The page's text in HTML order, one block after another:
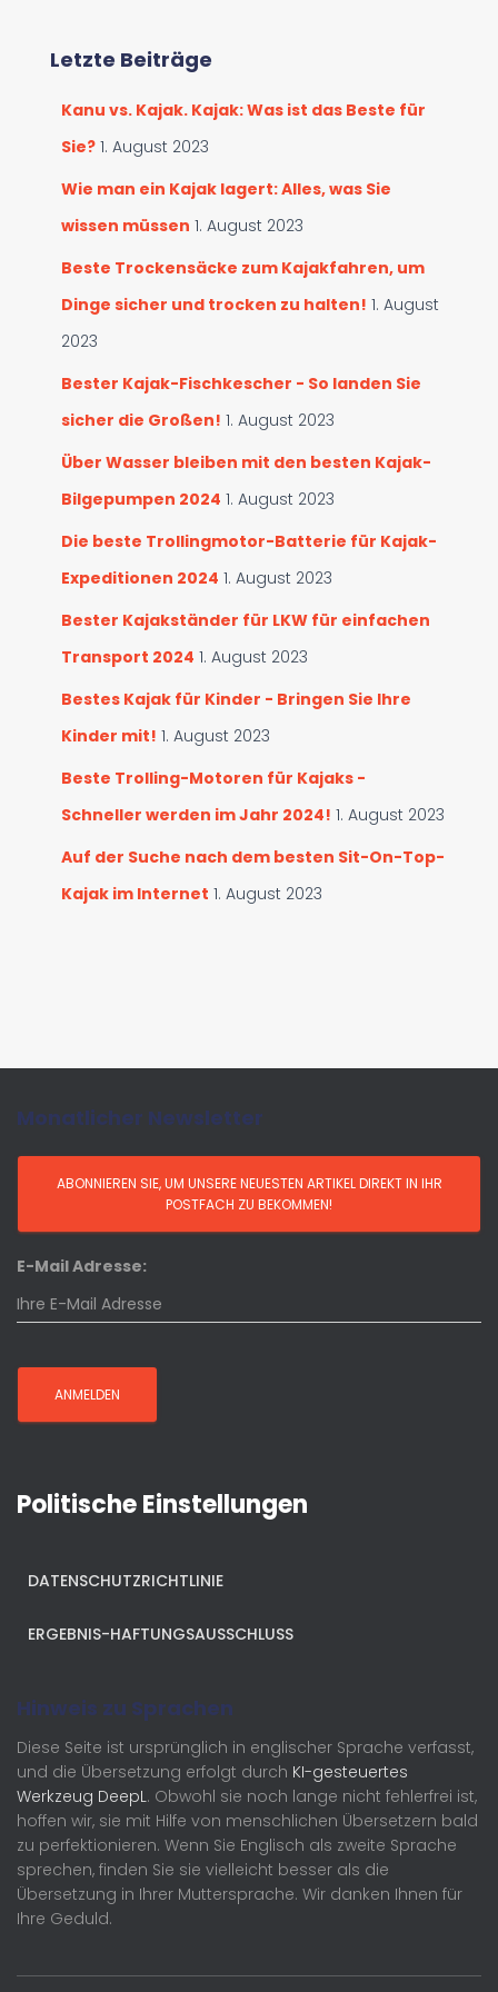
dn
Letzte Beiträge
Kanu vs. Kajak. Kajak: Was ist das Beste für
Sie? 1. August 2023
Wie man ein Kajak lagert: Alles, was Sie
wissen müssen 1. August 2023
Beste Trockensäcke zum Kajakfahren, um
Dinge sicher und trocken zu halten! 1. August
2023
Bester Kajak-Fischkescher - So landen Sie
sicher die Großen! 1. August 2023
Über Wasser bleiben mit den besten Kajak-
Bilgepumpen 2024 1. August 2023
Die beste Trollingmotor-Batterie für Kajak-
Expeditionen 2024 1. August 2023
Bester Kajakständer für LKW für einfachen
Transport 2024 1. August 2023
Bestes Kajak für Kinder - Bringen Sie Ihre
Kinder mit! 1. August 2023
Beste Trolling-Motoren für Kajaks -
Schneller werden im Jahr 2024! 1. August 2023
Auf der Suche nach dem besten Sit-On-Top-
Kajak im Internet 1. August 2023
Monatlicher Newsletter
E-Mail Adresse:
Politische Einstellungen
DATENSCHUTZRICHTLINIE
ERGEBNIS-HAFTUNGSAUSSCHLUSS
Hinweis zu Sprachen
Diese Seite ist ursprünglich in englischer Sprache verfasst,
und die Übersetzung erfolgt durch KI-gesteuertes
Werkzeug DeepL. Obwohl sie noch lange nicht fehlerfrei ist,
hoffen wir, sie mit Hilfe von menschlichen Übersetzern bald
zu perfektionieren. Wenn Sie Englisch als zweite Sprache
sprechen, finden Sie sie vielleicht besser als die
Übersetzung in Ihrer Muttersprache. Wir danken Ihnen für
Ihre Geduld.